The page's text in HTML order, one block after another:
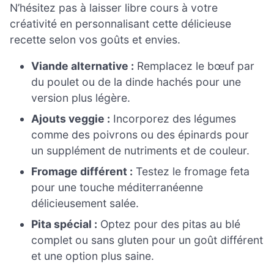
N’hésitez pas à laisser libre cours à votre
créativité en personnalisant cette délicieuse
recette selon vos goûts et envies.
Viande alternative : Remplacez le bœuf par
du poulet ou de la dinde hachés pour une
version plus légère.
Ajouts veggie : Incorporez des légumes
comme des poivrons ou des épinards pour
un supplément de nutriments et de couleur.
Fromage différent : Testez le fromage feta
pour une touche méditerranéenne
délicieusement salée.
Pita spécial : Optez pour des pitas au blé
complet ou sans gluten pour un goût différent
et une option plus saine.